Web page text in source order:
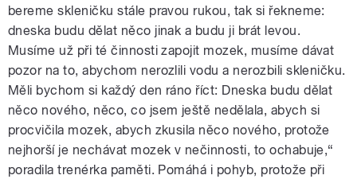
bereme skleničku stále pravou rukou, tak si řekneme:
dneska budu dělat něco jinak a budu ji brát levou.
Musíme už při té činnosti zapojit mozek, musíme dávat
pozor na to, abychom nerozlili vodu a nerozbili skleničku.
Měli bychom si každý den ráno říct: Dneska budu dělat
něco nového, něco, co jsem ještě nedělala, abych si
procvičila mozek, abych zkusila něco nového, protože
nejhorší je nechávat mozek v nečinnosti, to ochabuje,“
poradila trenérka paměti. Pomáhá i pohyb, protože při